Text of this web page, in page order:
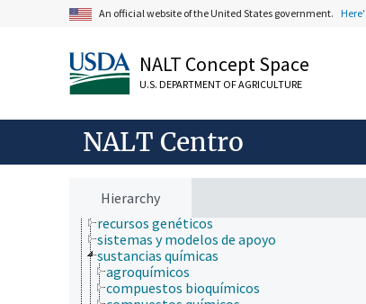
An official website of the United States government.
NALT Concept Space
U.S. DEPARTMENT OF AGRICULTURE
NALT Centro
Hierarchy
histopatología
investigación
localizaciones geográficas históricas
medicamentos
organismos
patología de insectos
productos de insectos
propiedades y fenómenos biológicos
recolección de insectos
recursos genéticos
sistemas y modelos de apoyo
sustancias químicas
agroquímicos
compuestos bioquímicos